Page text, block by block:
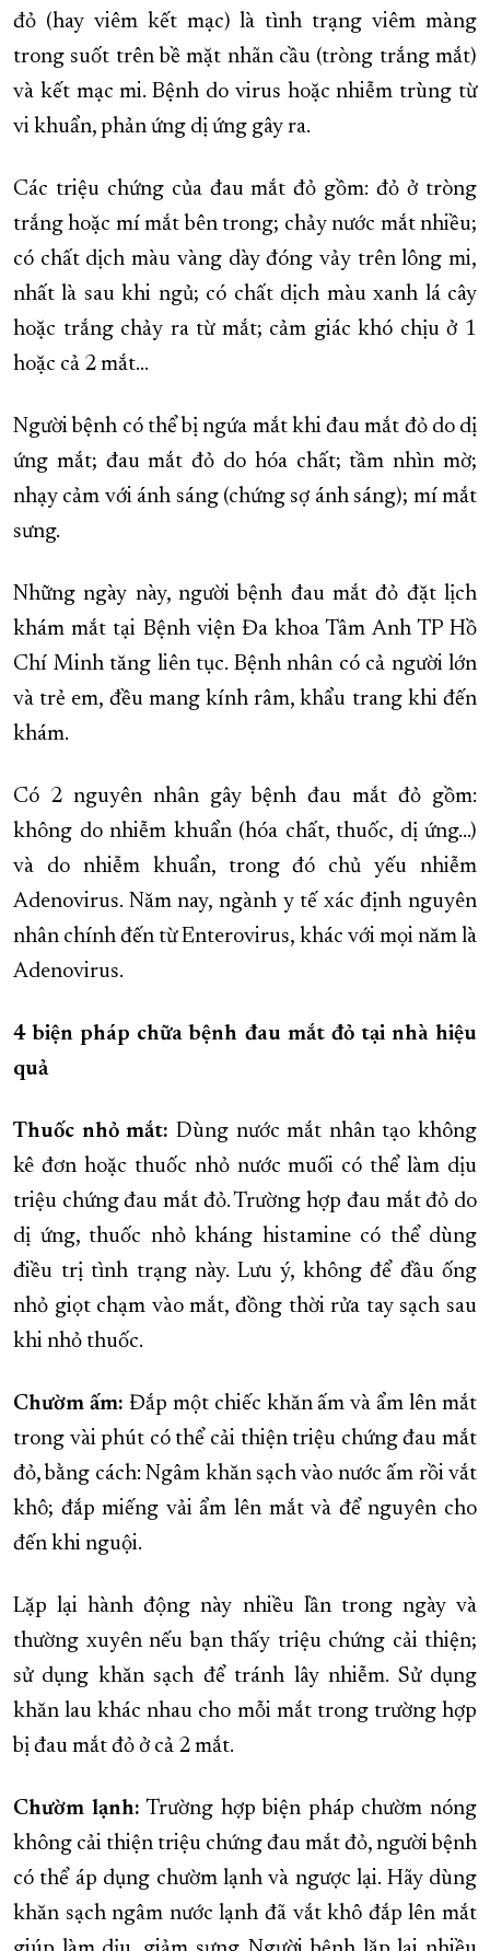
đỏ (hay viêm kết mạc) là tình trạng viêm màng
trong suốt trên bề mặt nhãn cầu (tròng trắng mắt)
và kết mạc mi. Bệnh do virus hoặc nhiễm trùng từ
vi khuẩn, phản ứng dị ứng gây ra.
Các triệu chứng của đau mắt đỏ gồm: đỏ ở tròng
trắng hoặc mí mắt bên trong; chảy nước mắt nhiều;
có chất dịch màu vàng dày đóng vảy trên lông mi,
nhất là sau khi ngủ; có chất dịch màu xanh lá cây
hoặc trắng chảy ra từ mắt; cảm giác khó chịu ở 1
hoặc cả 2 mắt...
Người bệnh có thể bị ngứa mắt khi đau mắt đỏ do dị
ứng mắt; đau mắt đỏ do hóa chất; tầm nhìn mờ;
nhạy cảm với ánh sáng (chứng sợ ánh sáng); mí mắt
sưng.
Những ngày này, người bệnh đau mắt đỏ đặt lịch
khám mắt tại Bệnh viện Đa khoa Tâm Anh TP Hồ
Chí Minh tăng liên tục. Bệnh nhân có cả người lớn
và trẻ em, đều mang kính râm, khẩu trang khi đến
khám.
Có 2 nguyên nhân gây bệnh đau mắt đỏ gồm:
không do nhiễm khuẩn (hóa chất, thuốc, dị ứng…)
và do nhiễm khuẩn, trong đó chủ yếu nhiễm
Adenovirus. Năm nay, ngành y tế xác định nguyên
nhân chính đến từ Enterovirus, khác với mọi năm là
Adenovirus.
4 biện pháp chữa bệnh đau mắt đỏ tại nhà hiệu
quả
Thuốc nhỏ mắt: Dùng nước mắt nhân tạo không
kê đơn hoặc thuốc nhỏ nước muối có thể làm dịu
triệu chứng đau mắt đỏ. Trường hợp đau mắt đỏ do
dị ứng, thuốc nhỏ kháng histamine có thể dùng
điều trị tình trạng này. Lưu ý, không để đầu ống
nhỏ giọt chạm vào mắt, đồng thời rửa tay sạch sau
khi nhỏ thuốc.
Chườm ấm: Đắp một chiếc khăn ấm và ẩm lên mắt
trong vài phút có thể cải thiện triệu chứng đau mắt
đỏ, bằng cách: Ngâm khăn sạch vào nước ấm rồi vắt
khô; đắp miếng vải ẩm lên mắt và để nguyên cho
đến khi nguội.
Lặp lại hành động này nhiều lần trong ngày và
thường xuyên nếu bạn thấy triệu chứng cải thiện;
sử dụng khăn sạch để tránh lây nhiễm. Sử dụng
khăn lau khác nhau cho mỗi mắt trong trường hợp
bị đau mắt đỏ ở cả 2 mắt.
Chườm lạnh: Trường hợp biện pháp chườm nóng
không cải thiện triệu chứng đau mắt đỏ, người bệnh
có thể áp dụng chườm lạnh và ngược lại. Hãy dùng
khăn sạch ngâm nước lạnh đã vắt khô đắp lên mắt